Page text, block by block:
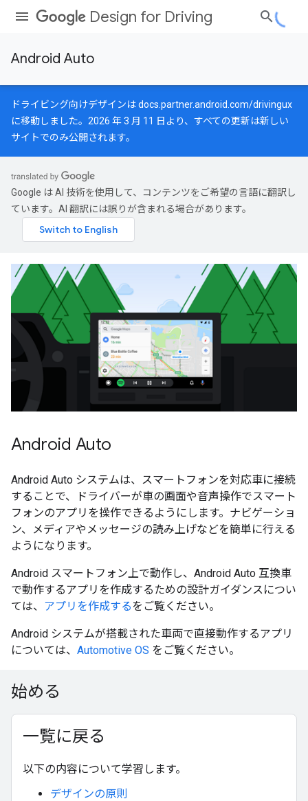
Design for Driving
Android Auto
ドライビング向けデザインはdocs.partner.android.com/drivingux
に移動しました。2026 年 3 月 11 日より、すべての更新は新しい
サイトでのみ公開されます。
Google は AI 技術を使用して、コンテンツをご希望の言語に翻訳し
ています。AI 翻訳には誤りが含まれる場合があります。
Android Auto
Android Auto システムは、スマートフォンを対応車に接続
することで、ドライバーが車の画面や音声操作でスマート
フォンのアプリを操作できるようにします。ナビゲーショ
ン、メディアやメッセージの読み上げなどを簡単に行える
ようになります。
Android スマートフォン上で動作し、Android Auto 互換車
で動作するアプリを作成するための設計ガイダンスについ
ては、 アプリを作成するをご覧ください。
Android システムが搭載された車両で直接動作するアプリ
については、 Automotive OS をご覧ください。
始める
一覧に戻る
以下の内容について学習します。
デザインの原則